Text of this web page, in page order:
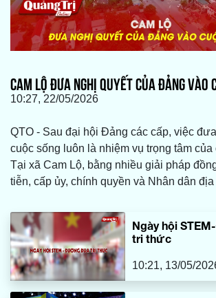
CAM LỘ ĐƯA NGHỊ QUYẾT CỦA ĐẢNG VÀO
10:27, 22/05/2026
QTO - Sau đại hội Đảng các cấp, việc
cuộc sống luôn là nhiệm vụ trọng tâm
Tại xã Cam Lộ, bằng nhiều giải pháp
tiễn, cấp ủy, chính quyền và Nhân dân
quyết thành những kết quả cụ thể, tạo
trên các lĩnh vực kinh tế, văn hóa, xã hội
thôn mới.
Ngày hội
tri thức
10:21, 13/05/